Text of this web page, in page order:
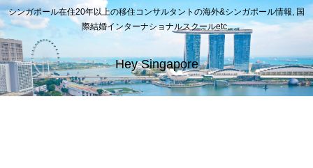
シンガポール在住20年以上の移住コンサルタントの海外&シンガポール情報, 国
際結婚インターナショナルスクールetc..
Hey Singapore